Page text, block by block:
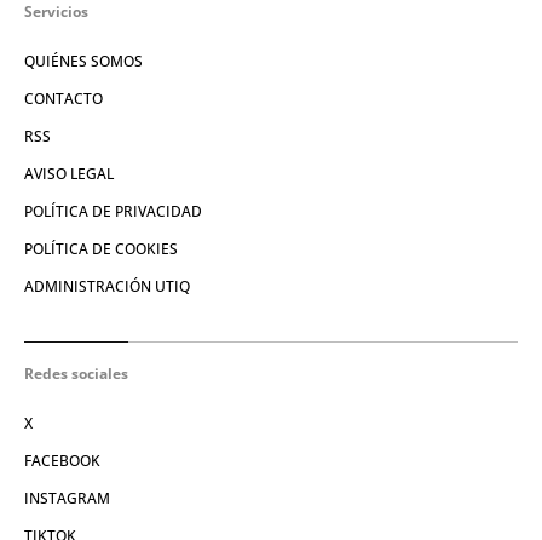
Servicios
QUIÉNES SOMOS
CONTACTO
RSS
AVISO LEGAL
POLÍTICA DE PRIVACIDAD
POLÍTICA DE COOKIES
ADMINISTRACIÓN UTIQ
Redes sociales
X
FACEBOOK
INSTAGRAM